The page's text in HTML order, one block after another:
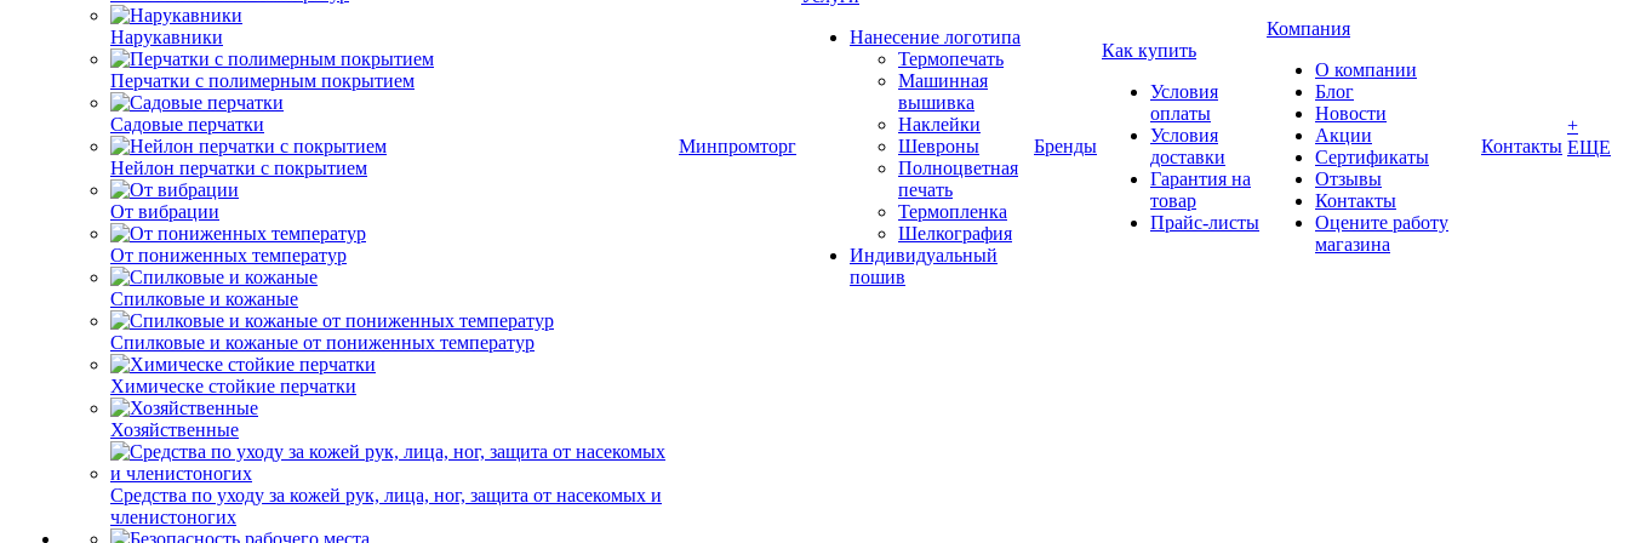
Нарукавники
Перчатки с полимерным покрытием
Садовые перчатки
Нейлон перчатки с покрытием
От вибрации
От пониженных температур
Спилковые и кожаные
Спилковые и кожаные от пониженных температур
Химическе стойкие перчатки
Хозяйственные
Средства по уходу за кожей рук, лица, ног, защита от насекомых и
членистоногих
Минпромторг
Нанесение логотипа
Термопечать
Машинная
вышивка
Наклейки
Шевроны
Полноцветная
печать
Термопленка
Шелкография
Индивидуальный
пошив
Бренды
Как купить
Условия
оплаты
Условия
доставки
Гарантия на
товар
Прайс-листы
Компания
О компании
Блог
Новости
Акции
Сертификаты
Отзывы
Контакты
Оцените работу
магазина
Контакты
+
ЕЩЕ